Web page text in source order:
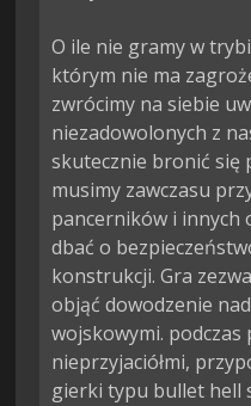
O ile nie gramy w
którym nie ma
zwrócimy na siebie
niezadowolonych z
skutecznie bronić się
musimy zawczasu
pancerników i innych
dbać o
konstrukcji. Gra
objąć dowodzenie
wojskowymi. podczas
nieprzyjaciółmi,
gierki typu bullet hell